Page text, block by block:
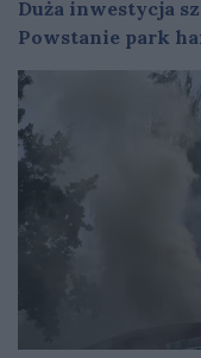
Duża inwestycja
Powstanie park